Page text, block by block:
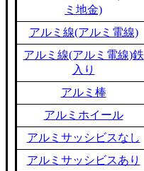
ミ地金)
アルミ線(アルミ電線)
アルミ線(アルミ電線)鉄
入り
アルミ棒
アルミホイール
アルミサッシビスなし
アルミサッシビスあり